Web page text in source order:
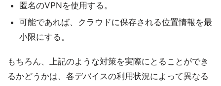
匿名のVPNを使用する。
可能であれば、クラウドに保存される位置情報を最
小限にする。
もちろん、上記のような対策を実際にとることができ
るかどうかは、各デバイスの利用状況によって異なる